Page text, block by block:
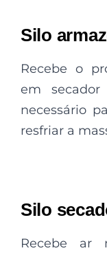
Silo
Recebe o
em
necessário
resfriar a
Silo
Recebe ar